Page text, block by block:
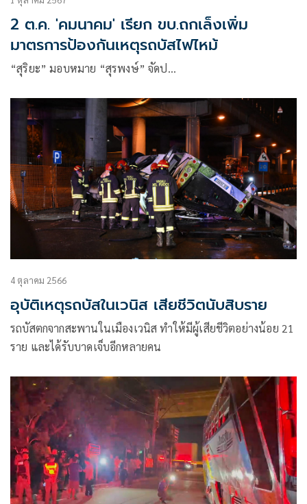
2 ต.ค. 'คมนาคม' เรียก ขบ.ถกเล็งเพิ่ม
มาตรการป้องกันเหตุรถบัสไฟไหม้
“สุริยะ” มอบหมาย “สุรพงษ์” จัดป…
4 ตุลาคม 2566
อุบัติเหตุรถบัสในเวนิส เสียชีวิตนับสิบราย
รถบัสตกจากสะพานในเมืองเวนิส ทำให้มีผู้เสียชีวิตอย่างน้อย 21
ราย และได้รับบาดเจ็บอีกหลายคน